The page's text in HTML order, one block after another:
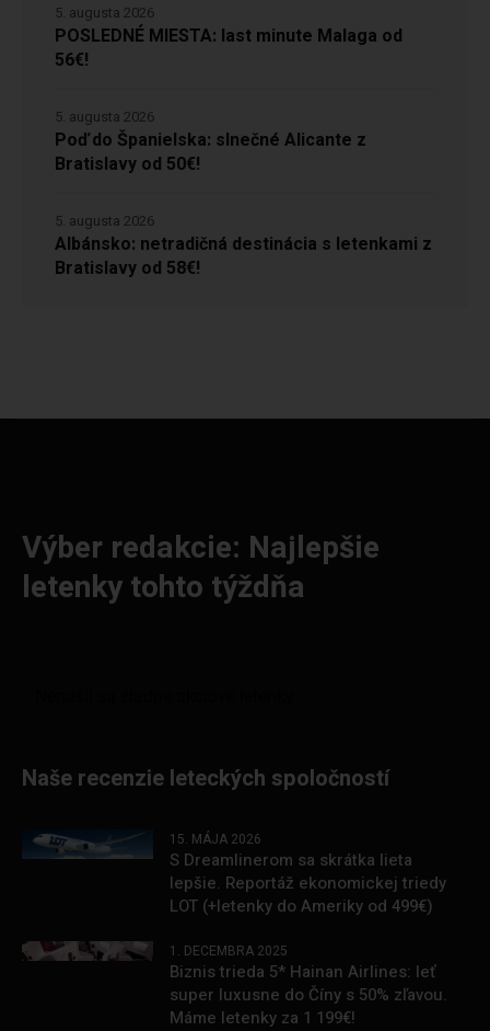
POSLEDNÉ MIESTA: last minute Malaga od
56€!
5. augusta 2026
Poď do Španielska: slnečné Alicante z
Bratislavy od 50€!
5. augusta 2026
Albánsko: netradičná destinácia s letenkami z
Bratislavy od 58€!
5. augusta 2026
Výber redakcie: Najlepšie
letenky tohto týždňa
Naše recenzie leteckých spoločností
15. MÁJA 2026
S Dreamlinerom sa skrátka lieta
lepšie. Reportáž ekonomickej triedy
LOT (+letenky do Ameriky od 499€)
1. DECEMBRA 2025
Biznis trieda 5* Hainan Airlines: leť
super luxusne do Číny s 50% zľavou.
Máme letenky za 1 199€!